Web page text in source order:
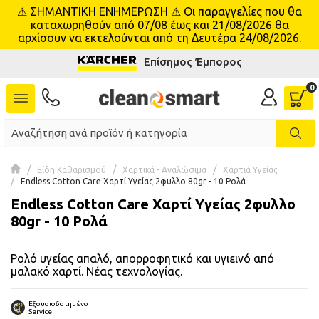
menu
⚠ ΣΗΜΑΝΤΙΚΗ ΕΝΗΜΕΡΩΣΗ ⚠ Οι παραγγελίες που θα
καταχωρηθούν από 07/08 έως και 21/08/2026 θα
αρχίσουν να εκτελούνται από τη Δευτέρα 24/08/2026.
Επίσημος Έμπορος
Είδη Καθαρισμού Χαρτικά - Αναλώσιμα
Χαρτιά Υγείας
Endless Cotton Care Χαρτί Υγείας 2φυλλο 80gr - 10 Ρολά
Endless Cotton Care Χαρτί Υγείας 2φυλλο
80gr - 10 Ρολά
Ρολό υγείας απαλό, απορροφητικό και υγιεινό από
μαλακό χαρτί. Νέας τεχνολογίας.
Εξουσιοδοτημένο
Service